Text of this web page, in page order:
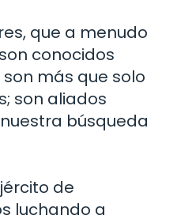
que a menudo
conocidos
más que solo
son aliados
búsqueda
de
luchando a